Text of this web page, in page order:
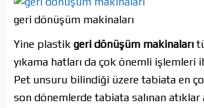
geri dönüşüm makinaları
Yine plastik geri dönüşüm makinaları
yıkama hatları da çok önemli işlemleri
Pet unsuru bilindiği üzere tabiata en
son dönemlerde tabiata salınan atıklar